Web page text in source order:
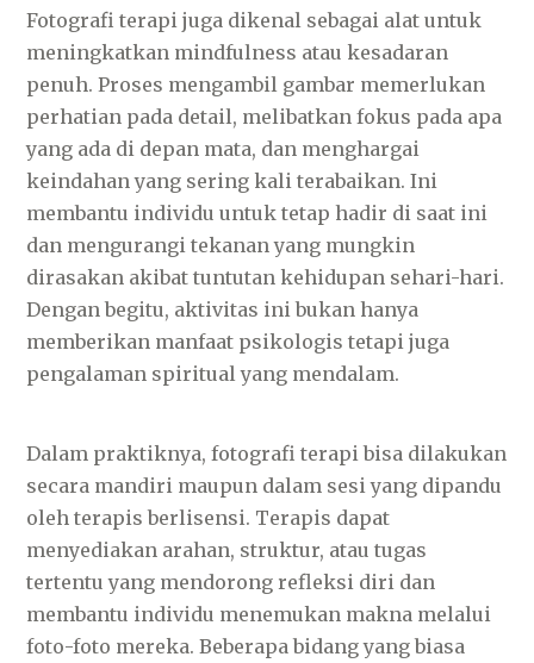
Fotografi terapi juga dikenal sebagai alat untuk
meningkatkan mindfulness atau kesadaran
penuh. Proses mengambil gambar memerlukan
perhatian pada detail, melibatkan fokus pada apa
yang ada di depan mata, dan menghargai
keindahan yang sering kali terabaikan. Ini
membantu individu untuk tetap hadir di saat ini
dan mengurangi tekanan yang mungkin
dirasakan akibat tuntutan kehidupan sehari-hari.
Dengan begitu, aktivitas ini bukan hanya
memberikan manfaat psikologis tetapi juga
pengalaman spiritual yang mendalam.
Dalam praktiknya, fotografi terapi bisa dilakukan
secara mandiri maupun dalam sesi yang dipandu
oleh terapis berlisensi. Terapis dapat
menyediakan arahan, struktur, atau tugas
tertentu yang mendorong refleksi diri dan
membantu individu menemukan makna melalui
foto-foto mereka. Beberapa bidang yang biasa